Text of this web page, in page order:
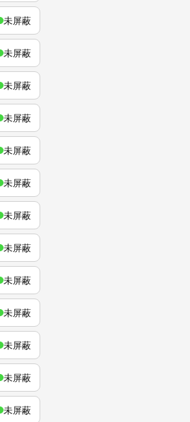
未屏蔽
未屏蔽
未屏蔽
未屏蔽
未屏蔽
未屏蔽
未屏蔽
未屏蔽
未屏蔽
未屏蔽
未屏蔽
未屏蔽
未屏蔽